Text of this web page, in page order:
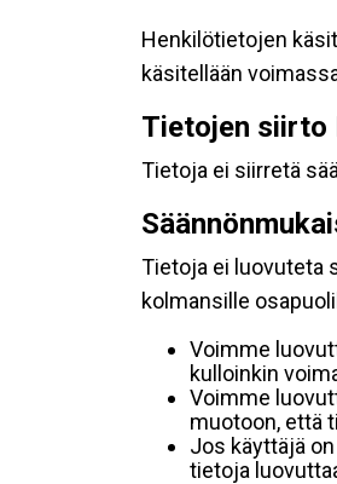
Henkilötietojen
käsitellään
Tietojen siirto
Tietoja ei siirretä
Tietoja ei luovuteta
kolmansille
Voimme
kulloinkin
Voimme
muotoon, että
Jos käyttäjä
tietoja